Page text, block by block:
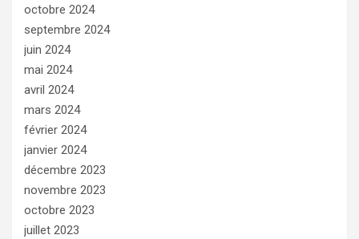
octobre 2024
septembre 2024
juin 2024
mai 2024
avril 2024
mars 2024
février 2024
janvier 2024
décembre 2023
novembre 2023
octobre 2023
juillet 2023